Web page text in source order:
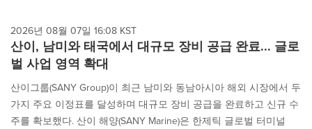
2026년 08월 07일 16:08 KST
산이, 남미와 태국에서 대규모 장비 공급 완료... 글로
벌 사업 영역 확대
산이그룹(SANY Group)이 최근 남미와 동남아시아 해외 시장에서 두
가지 주요 이정표를 달성하며 대규모 장비 공급을 완료하고 신규 수
주를 확보했다. 산이 해양(SANY Marine)은 한제틱 글로벌 터미널